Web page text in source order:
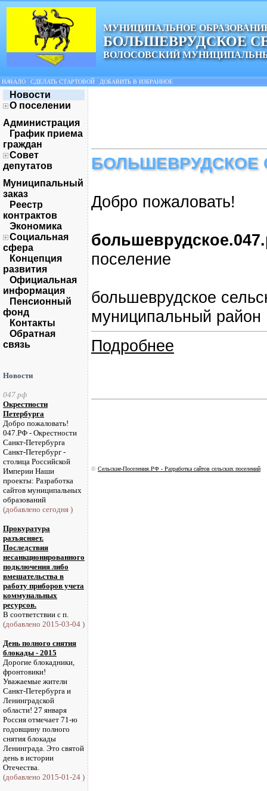
МУНИЦИПАЛЬНОЕ
БОЛЬШЕВРУДСКОЕ
ВОЛОСОВСКИЙ
НАЧАЛО СДЕЛАТЬ СТАРТОВОЙ ДОБАВИТЬ В ИЗБРАННОЕ
Новости
О поселении
Администрация
График приема
граждан
Совет
депутатов
Муниципальный
заказ
Реестр
контрактов
Экономика
Социальная
сфера
Концепция
развития
Официальная
информация
Пенсионный
фонд
Контакты
Обратная
связь
Новости
047.рф
Окрестности
Петербурга
Добро пожаловать!
047.РФ - Окрестности
Санкт-Петербурга
Санкт-Петербург -
столица Российской
Империи Наши
проекты: Разработка
сайтов муниципальных
образований
(добавлено сегодня )
Прокуратура
разъясняет.
Последствия
несанкционированного
подключения либо
вмешательства в
работу приборов учета
коммунальных
ресурсов.
В соответствии с п.
(добавлено 2015-03-04 )
День полного снятия
блокады - 2015
Дорогие блокадники,
фронтовики!
Уважаемые жители
Санкт-Петербурга и
Ленинградской
области! 27 января
Россия отмечает 71-ю
годовщину полного
снятия блокады
Ленинграда. Это святой
день в истории
Отечества.
(добавлено 2015-01-24 )
БОЛЬШЕВРУДСКОЕ
Добро пожаловать!
поселение
большеврудское
муниципальный район
Подробнее
© Сельские-Поселения.РФ - Разработка сайтов сельских поселений